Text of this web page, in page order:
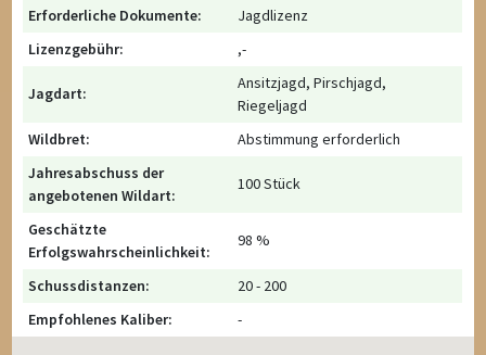
Erforderliche Dokumente:
Jagdlizenz
Lizenzgebühr:
,-
Jagdart:
Ansitzjagd, Pirschjagd,
Riegeljagd
Wildbret:
Abstimmung erforderlich
Jahresabschuss der
angebotenen Wildart:
100 Stück
Geschätzte
Erfolgswahrscheinlichkeit:
98 %
Schussdistanzen:
20 - 200
Empfohlenes Kaliber:
-